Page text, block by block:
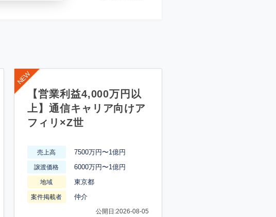
【営業利益4,000万円以
上】通信キャリア向けア
フィリ×Z世
売上高 7500万円〜1億円
譲渡価格 6000万円〜1億円
地域 東京都
案件掲載者 仲介
公開日:2026-08-05